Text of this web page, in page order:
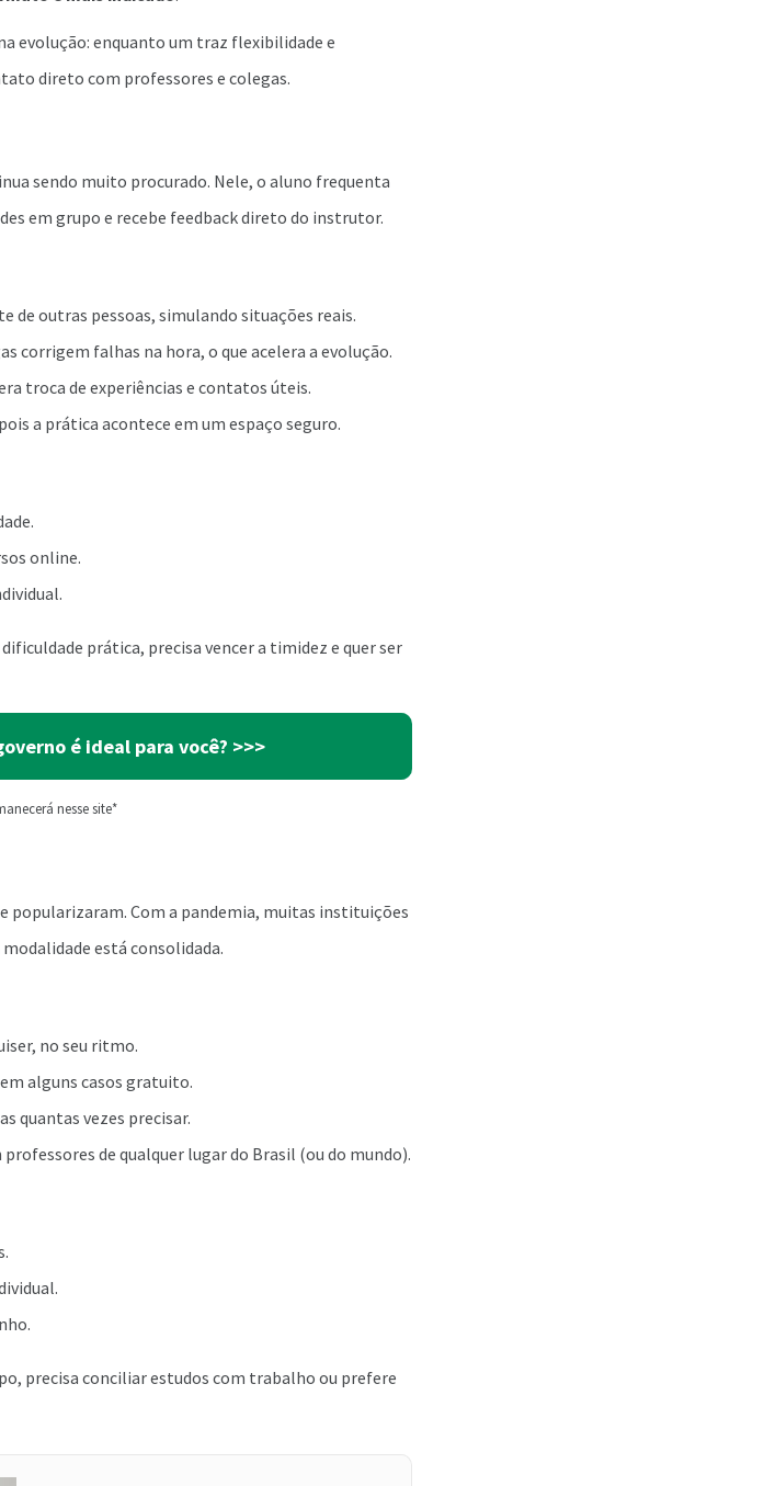
evolução: enquanto um traz flexibilidade e
direto com professores e colegas.
sendo muito procurado. Nele, o aluno frequenta
em grupo e recebe feedback direto do instrutor.
de outras pessoas, simulando situações reais.
corrigem falhas na hora, o que acelera a evolução.
troca de experiências e contatos úteis.
a prática acontece em um espaço seguro.
online.
prática, precisa vencer a timidez e quer ser
é ideal para você? >>>
nesse site*
popularizaram. Com a pandemia, muitas instituições
está consolidada.
no seu ritmo.
alguns casos gratuito.
quantas vezes precisar.
professores de qualquer lugar do Brasil (ou do mundo).
precisa conciliar estudos com trabalho ou prefere